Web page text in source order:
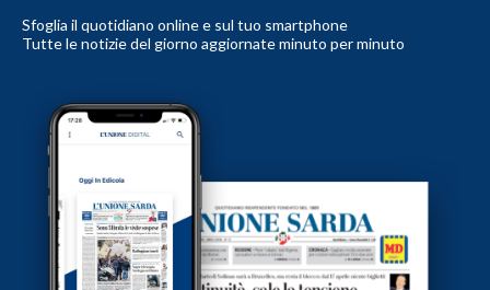
Sfoglia il quotidiano online e sul tuo smartphone
Tutte le notizie del giorno aggiornate minuto per minuto